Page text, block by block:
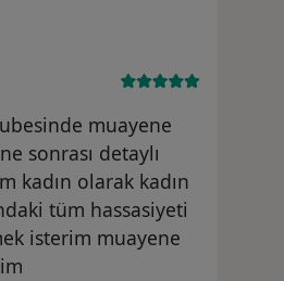
muayene
sonrası detaylı
kadın olarak kadın
tüm hassasiyeti
isterim muayene